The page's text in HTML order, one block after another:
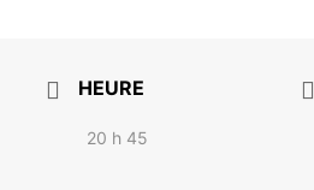
HEURE
20 h 45